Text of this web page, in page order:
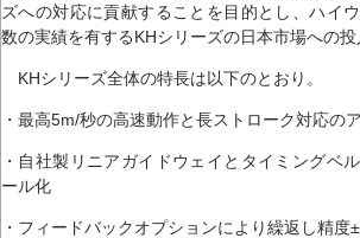
ズへの対応に貢献することを目的とし、ハイ
数の実績を有するKHシリーズの日本市場への投
KHシリーズ全体の特長は以下のとおり。
・最高5m/秒の高速動作と長ストローク対応の
・自社製リニアガイドウェイとタイミングベ
ール化
・フィードバックオプションにより繰返し精度